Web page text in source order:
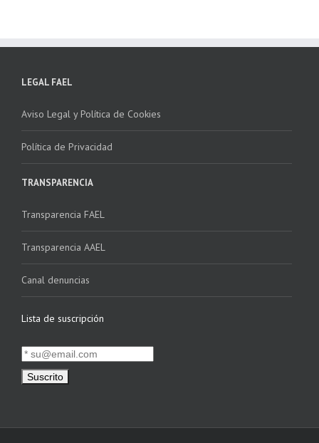
LEGAL FAEL
Aviso Legal y Política de Cookies
Política de Privacidad
TRANSPARENCIA
Transparencia FAEL
Transparencia AAEL
Canal denuncias
Lista de suscripción